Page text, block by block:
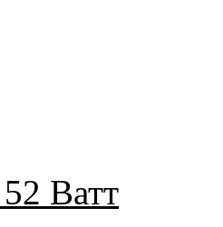
52 Ватт